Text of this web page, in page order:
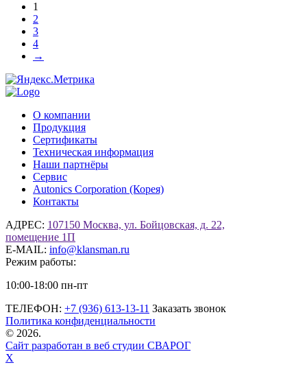
1
2
3
4
→
О компании
Продукция
Сертификаты
Техническая информация
Наши партнёры
Сервис
Autonics Corporation (Корея)
Контакты
АДРЕС: 107150 Москва, ул. Бойцовская, д. 22,
помещение 1П
E-MAIL: info@klansman.ru
Режим работы:
10:00-18:00 пн-пт
ТЕЛЕФОН: +7 (936) 613-13-11 Заказать звонок
Политика конфиденциальности
© 2026.
Сайт разработан в веб студии СВАРОГ
X